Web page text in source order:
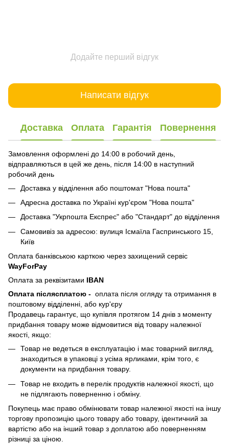
Додайте перший відгук
Написати відгук
Доставка Оплата Гарантія Повернення
Замовлення оформлені до 14:00 в робочий день,
відправляються в цей же день, після 14:00 в наступний
робочий день
Доставка у відділення або поштомат "Нова пошта"
Адресна доставка по Україні кур'єром "Нова пошта"
Доставка "Укрпошта Експрес" або "Стандарт" до відділення
Самовивіз за адресою: вулиця Ісмаїла Гаспринського 15,
Київ
Оплата банківською карткою через захищений сервіс
WayForPay
Оплата за реквізитами IBAN
Оплата післясплатою - оплата після огляду та отримання в
поштовому відділенні, або кур'єру
Продавець гарантує, що купівля протягом 14 днів з моменту
придбання товару може відмовитися від товару належної
якості, якщо:
Товар не ведеться в експлуатацію і має товарний вигляд,
знаходиться в упаковці з усіма ярликами, крім того, є
документи на придбання товару.
Товар не входить в перелік продуктів належної якості, що
не підлягають поверненню і обміну.
Покупець має право обмінювати товар належної якості на іншу
торгову пропозицію цього товару або товару, ідентичний за
вартістю або на інший товар з доплатою або поверненням
різниці за ціною.